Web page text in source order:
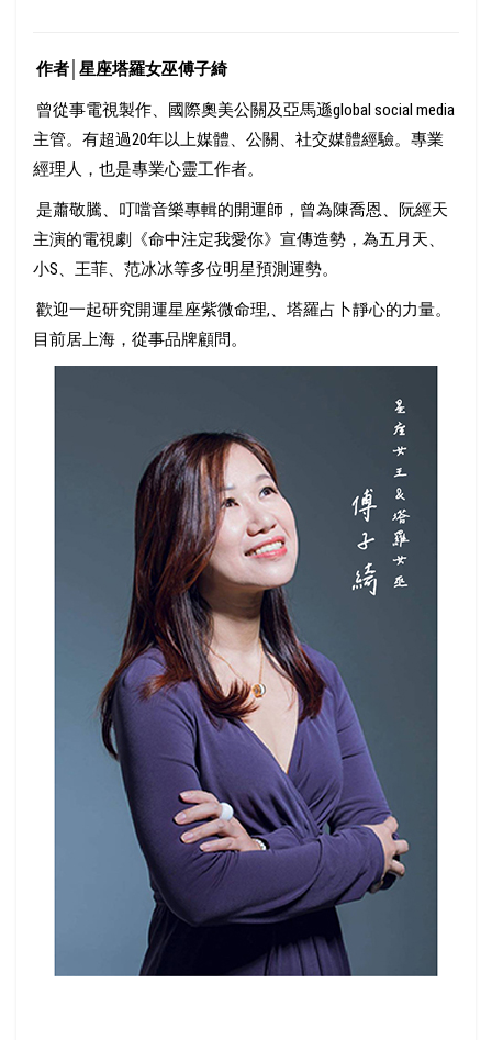
作者│ 星座塔羅女巫傅子綺
曾從事電視製作、國際奧美公關及亞馬遜global social media
主管。有超過20年以上媒體、公關、社交媒體經驗。專業
經理人，也是專業心靈工作者。
是蕭敬騰、叮噹音樂專輯的開運師，曾為陳喬恩、阮經天
主演的電視劇《命中注定我愛你》宣傳造勢，為五月天、
小S、王菲、范冰冰等多位明星預測運勢。
歡迎一起研究開運星座紫微命理,、塔羅占卜靜心的力量。
目前居上海，從事品牌顧問。